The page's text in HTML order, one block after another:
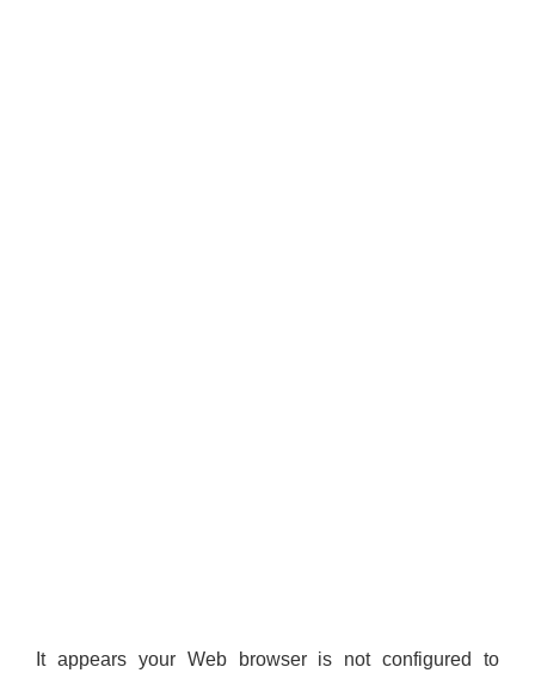
It appears your Web browser is not configured to